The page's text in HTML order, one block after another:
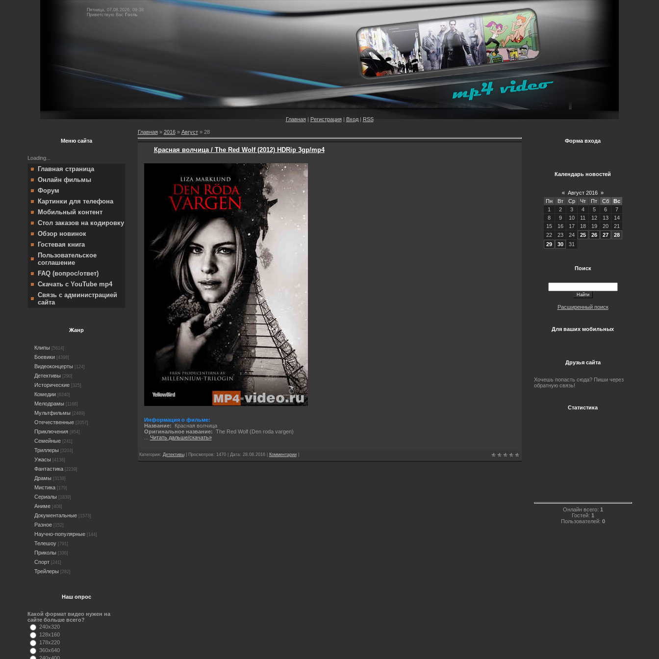
Пятница, 07.08.2026, 09:38
Приветствую Вас Гость
Главная| Регистрация| Вход| RSS
Меню сайта
Loading...
Главная страница
Онлайн фильмы
Форум
Картинки для телефона
Мобильный контент
Стол заказов на кодировку
Обзор новинок
Гостевая книга
Пользовательское
соглашение
FAQ (вопрос/ответ)
Скачать с YouTube mp4
Связь с администрацией
сайта
Жанр
Клипы [5614]
Боевики [4398]
Видеоконцерты [124]
Детективы [290]
Исторические [325]
Комедии [6240]
Мелодрамы [1166]
Мультфильмы [2489]
Отечественные [2057]
Приключения [954]
Семейные [241]
Триллеры [3203]
Ужасы [4136]
Фантастика [2239]
Драмы [3139]
Мистика [179]
Сериалы [1839]
Аниме [408]
Документальные [1573]
Разное [152]
Научно-популярные [144]
Телешоу [791]
Приколы [336]
Спорт [241]
Трейлеры [282]
Наш опрос
Какой формат видео нужен на
сайте больше всего?
240x320
128x160
178x220
360x640
Главная» 2016 » Август » 28
Красная волчица / The Red Wolf (2012) HDRip 3gp/mp4
Информация о фильме:
Название: Красная волчица
Оригинальное название: The Red Wolf (Den roda vargen)
Читать дальше/скачать»
Категория: Детективы| Просмотров: 1470 | Дата: 28.08.2016| Комментарии|
Форма входа
Календарь новостей
« Август 2016 »
Пн
Вт Ср Чт Пт Сб
Вс
1
2 3 4 5 6
7
8
9 10 11 12 13
14
15
16 17 18 19 20
21
22
23 24 25 26 27
28
29
30 31
Поиск
Расширенный поиск
Для ваших мобильных
Друзья сайта
Хочешь попасть сюда? Пиши через
обратную связь!
Статистика
Онлайн всего: 1
Гостей: 1
Пользователей: 0